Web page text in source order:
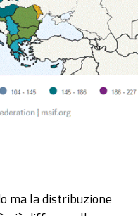
ma la distribuzione